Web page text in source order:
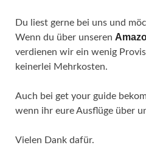
Du liest gerne bei uns und
Wenn du über unseren
verdienen wir ein wenig
keinerlei Mehrkosten.
Auch bei get your guide
wenn ihr eure Ausflüge über
Vielen Dank dafür.